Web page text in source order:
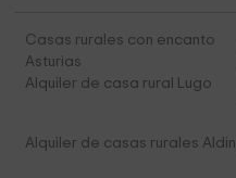
Casas rurales con encanto
Asturias
Alquiler de casa rural Lugo
Alquiler de casas rurales Aldin